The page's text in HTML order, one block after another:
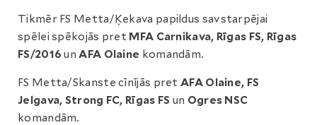
Tikmēr FS Metta/Ķekava papildus savstarpējai
spēlei spēkojās pret MFA Carnikava, Rīgas FS, Rīgas
FS/2016 un AFA Olaine komandām.
FS Metta/Skanste cīnījās pret AFA Olaine, FS
Jelgava, Strong FC, Rīgas FS un Ogres NSC
komandām.